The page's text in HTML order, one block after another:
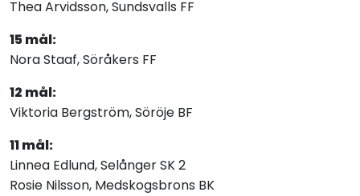
Thea Arvidsson, Sundsvalls FF
15 mål:
Nora Staaf, Söråkers FF
12 mål:
Viktoria Bergström, Söröje BF
11 mål:
Linnea Edlund, Selånger SK 2
Rosie Nilsson, Medskogsbrons BK